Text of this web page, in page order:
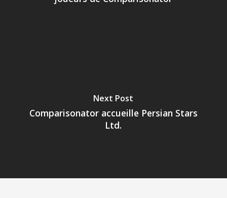
Next Post
Comparisonator accueille Persian Stars
Ltd.